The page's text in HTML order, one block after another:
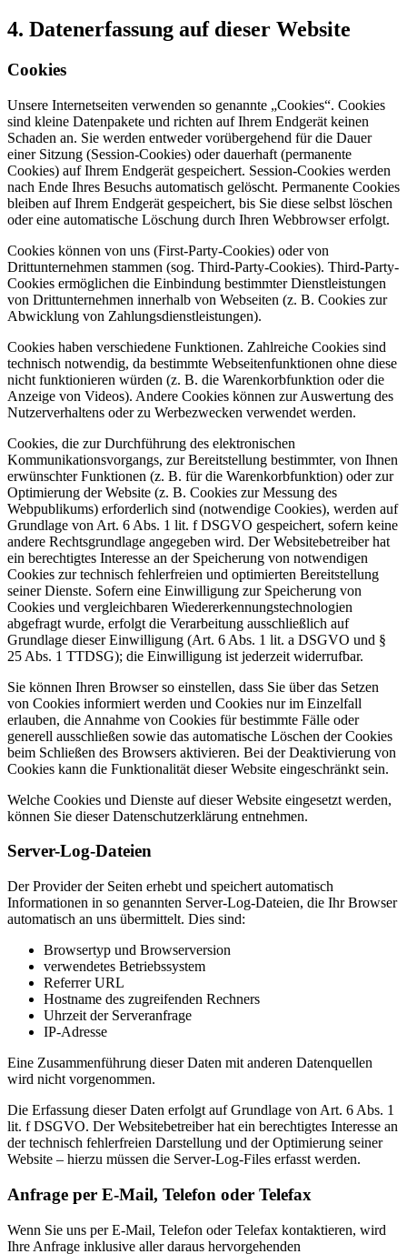
4. Datenerfassung auf dieser Website
Cookies
Unsere Internetseiten verwenden so genannte „Cookies“. Cookies
sind kleine Datenpakete und richten auf Ihrem Endgerät keinen
Schaden an. Sie werden entweder vorübergehend für die Dauer
einer Sitzung (Session-Cookies) oder dauerhaft (permanente
Cookies) auf Ihrem Endgerät gespeichert. Session-Cookies werden
nach Ende Ihres Besuchs automatisch gelöscht. Permanente Cookies
bleiben auf Ihrem Endgerät gespeichert, bis Sie diese selbst löschen
oder eine automatische Löschung durch Ihren Webbrowser erfolgt.
Cookies können von uns (First-Party-Cookies) oder von
Drittunternehmen stammen (sog. Third-Party-Cookies). Third-Party-
Cookies ermöglichen die Einbindung bestimmter Dienstleistungen
von Drittunternehmen innerhalb von Webseiten (z. B. Cookies zur
Abwicklung von Zahlungsdienstleistungen).
Cookies haben verschiedene Funktionen. Zahlreiche Cookies sind
technisch notwendig, da bestimmte Webseitenfunktionen ohne diese
nicht funktionieren würden (z. B. die Warenkorbfunktion oder die
Anzeige von Videos). Andere Cookies können zur Auswertung des
Nutzerverhaltens oder zu Werbezwecken verwendet werden.
Cookies, die zur Durchführung des elektronischen
Kommunikationsvorgangs, zur Bereitstellung bestimmter, von Ihnen
erwünschter Funktionen (z. B. für die Warenkorbfunktion) oder zur
Optimierung der Website (z. B. Cookies zur Messung des
Webpublikums) erforderlich sind (notwendige Cookies), werden auf
Grundlage von Art. 6 Abs. 1 lit. f DSGVO gespeichert, sofern keine
andere Rechtsgrundlage angegeben wird. Der Websitebetreiber hat
ein berechtigtes Interesse an der Speicherung von notwendigen
Cookies zur technisch fehlerfreien und optimierten Bereitstellung
seiner Dienste. Sofern eine Einwilligung zur Speicherung von
Cookies und vergleichbaren Wiedererkennungstechnologien
abgefragt wurde, erfolgt die Verarbeitung ausschließlich auf
Grundlage dieser Einwilligung (Art. 6 Abs. 1 lit. a DSGVO und §
25 Abs. 1 TTDSG); die Einwilligung ist jederzeit widerrufbar.
Sie können Ihren Browser so einstellen, dass Sie über das Setzen
von Cookies informiert werden und Cookies nur im Einzelfall
erlauben, die Annahme von Cookies für bestimmte Fälle oder
generell ausschließen sowie das automatische Löschen der Cookies
beim Schließen des Browsers aktivieren. Bei der Deaktivierung von
Cookies kann die Funktionalität dieser Website eingeschränkt sein.
Welche Cookies und Dienste auf dieser Website eingesetzt werden,
können Sie dieser Datenschutzerklärung entnehmen.
Server-Log-Dateien
Der Provider der Seiten erhebt und speichert automatisch
Informationen in so genannten Server-Log-Dateien, die Ihr Browser
automatisch an uns übermittelt. Dies sind:
Browsertyp und Browserversion
verwendetes Betriebssystem
Referrer URL
Hostname des zugreifenden Rechners
Uhrzeit der Serveranfrage
IP-Adresse
Eine Zusammenführung dieser Daten mit anderen Datenquellen
wird nicht vorgenommen.
Die Erfassung dieser Daten erfolgt auf Grundlage von Art. 6 Abs. 1
lit. f DSGVO. Der Websitebetreiber hat ein berechtigtes Interesse an
der technisch fehlerfreien Darstellung und der Optimierung seiner
Website – hierzu müssen die Server-Log-Files erfasst werden.
Anfrage per E-Mail, Telefon oder Telefax
Wenn Sie uns per E-Mail, Telefon oder Telefax kontaktieren, wird
Ihre Anfrage inklusive aller daraus hervorgehenden